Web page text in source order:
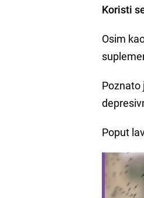
Koristi
Osim
Poznato
Poput